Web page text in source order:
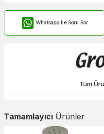
Whatsapp İle Soru Sor
Tüm
Tamamlayıcı Ürünler